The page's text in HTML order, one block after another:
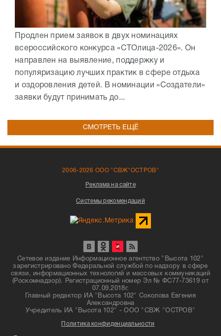
Продлен прием заявок в двух номинациях
всероссийского конкурса «СТОлица-2026». Он
направлен на выявление, поддержку и
популяризацию лучших практик в сфере отдыха
и оздоровления детей. В номинации «Создатели»
заявки будут принимать до...
СМОТРЕТЬ ЕЩЁ
2006-2026 ООО "СВЖ"ОСТРОВ"
Реклама на сайте
Системы рекомендаций
Сетевое издание Информационное агентство "Высота 102"
зарегистрировано Федеральной службой по надзору в сфере
связи, информационных технологий и массовых коммуникаций
(Роскомнадзор). Регистрационный номер Эл № ФС77-73619 от
07.09.2018г.
Главный редактор ИА "Высота 102" Соколова Евгения
Александровна
Учредитель ИА "Высота 102" - ООО "СВЖ "ОСТРОВ"
Политика конфиденциальности